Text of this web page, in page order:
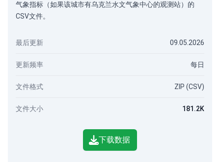
气象指标（如果该城市有乌克兰水文气象中心的观测站）的
CSV文件。
最后更新 09.05.2026
更新频率 每日
文件格式 ZIP (CSV)
文件大小 181.2K
下载数据